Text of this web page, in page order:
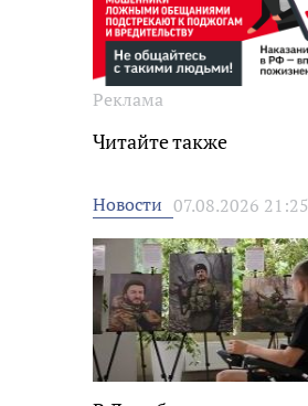
Реклама
Читайте также
Новости 07.08.2026 21:25